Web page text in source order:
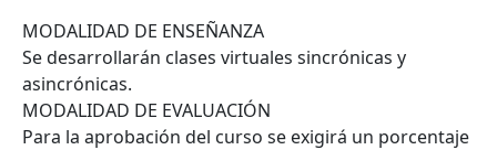
MODALIDAD DE ENSEÑANZA
Se desarrollarán clases virtuales sincrónicas y
asincrónicas.
MODALIDAD DE EVALUACIÓN
Para la aprobación del curso se exigirá un porcentaje